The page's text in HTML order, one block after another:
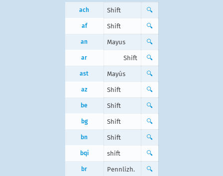
ach Shift 🔍
af Shift 🔍
an Mayus 🔍
ar Shift 🔍
ast Mayús 🔍
az Shift 🔍
be Shift 🔍
bg Shift 🔍
bn Shift 🔍
bqi shift 🔍
br Pennlizh. 🔍